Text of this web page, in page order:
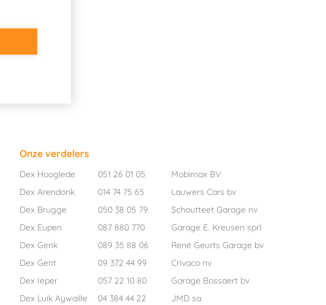
Onze verdelers
Dex Hooglede 051 26 01 05
Mobimax BV
Dex Arendonk
014 74 75 65
Lauwers Cars bv
Dex Brugge
050 38 05 79
Schoutteet Garage nv
Dex Eupen
087 880 770
Garage E. Kreusen sprl
Dex Genk
089 35 88 06
René Geurts Garage bv
Dex Gent
09 372 44 99
Crivaco nv
Dex Ieper
057 22 10 80
Garage Bossaert bv
Dex Luik Aywaille
04 384 44 22
JMD sa